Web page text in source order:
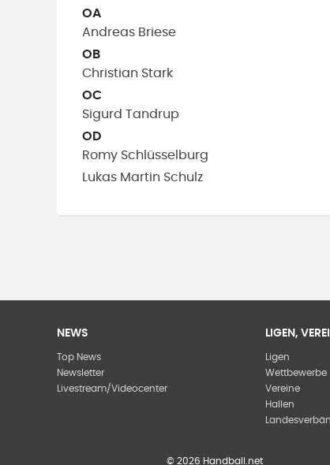
OA
Andreas Briese
OB
Christian Stark
OC
Sigurd Tandrup
OD
Romy Schlüsselburg
Lukas Martin Schulz
NEWS
Top News
Newsletter
Livestream/Videocenter
LIGEN,
Ligen
Wettbewerbe
Vereine
Hallen
© 2026 Handball.net